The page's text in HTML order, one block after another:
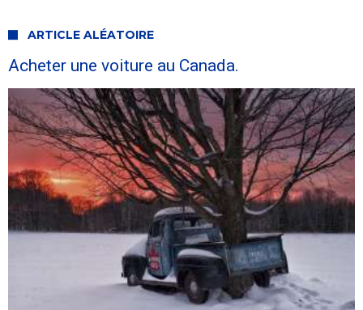
ARTICLE ALÉATOIRE
Acheter une voiture au Canada.